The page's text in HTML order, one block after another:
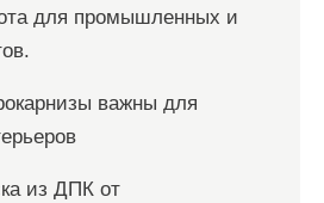
для промышленных и
важны для
из ДПК от